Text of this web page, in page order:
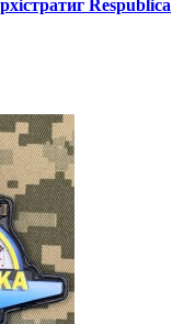
Respublica